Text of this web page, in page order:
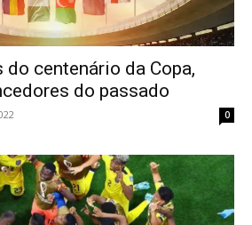
centenário da Copa,
do passado
0